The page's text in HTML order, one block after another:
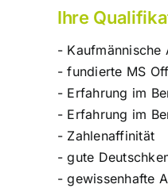
Ihre
- Kaufmännische
- fundierte MS
- Erfahrung im
- Erfahrung im
- Zahlenaffinität
- gute
- gewissenhafte